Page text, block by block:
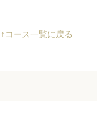
↑コース一覧に戻る